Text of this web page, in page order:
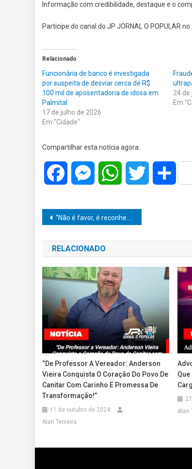
Informação com credibilidade, destaque e o
Participe do canal do JP JORNAL O POPULAR
Relacionado
Funcionária de banco é investigada
por suspeita de desviar cerca de R$
100 mil de aposentadoria de idosa em
Palmital
17 de julho de 2026
Em "Cidade"
24 de
Em
Compartilhar esta notícia agora:
Facebook MessengerWhatsAppTwitter Share
Navegação
de
Post
“Não é favor, é reconhecimento”: João do Bar destaca avanço histórico para atletas de Marília
RELACIONADO
“De Professor A Vereador: Anderson
Vieira Conquista O Coração Do Povo De
Canitar Com Carinho E Promessa De
Transformação!”
11 de outubro de 2024
Alan Teixeira
Alan